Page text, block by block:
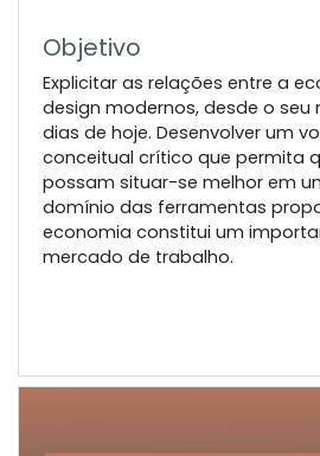
Objetivo
Explicitar as relações entre a
design modernos, desde o
dias de hoje. Desenvolver um
conceitual crítico que permita
possam situar-se melhor em
domínio das ferramentas
economia constitui um
mercado de trabalho.